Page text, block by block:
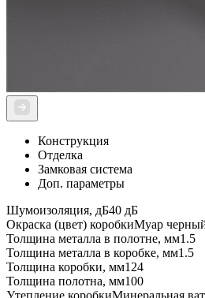
Конструкция
Отделка
Замковая система
Доп. параметры
Шумоизоляция, дБ40 дБ
Окраска (цвет) коробкиМуар
Толщина металла в полотне, мм1.5
Толщина металла в коробке, мм1.5
Толщина коробки, мм124
Толщина полотна, мм100
Утепление коробкиМинеральная